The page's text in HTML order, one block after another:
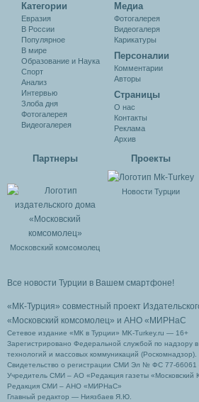
Категории
Евразия
В России
Популярное
В мире
Образование и Наука
Спорт
Анализ
Интервью
Злоба дня
Фотогалерея
Видеогалерея
Медиа
Фотогалерея
Видеогалеря
Карикатуры
Персоналии
Комментарии
Авторы
Cтраницы
О нас
Контакты
Реклама
Архив
Партнеры
Московский комсомолец
Проекты
Новости Турции
Все новости Турции в Вашем смартфоне!
«МК-Турция» совместный проект
«Московский комсомолец» и АНО «МИРНаС
Сетевое издание «МК в Турции» MK-Turkey.ru — 16+
Зарегистрировано Федеральной службой по надзору
технологий и массовых коммуникаций (Роскомнадзор).
Свидетельство о регистрации СМИ Эл № ФС 77-66061
Учредитель СМИ – АО «Редакция газеты «Московский
Редакция СМИ – АНО «МИРНаС»
Главный редактор — Ниязбаев Я.Ю.